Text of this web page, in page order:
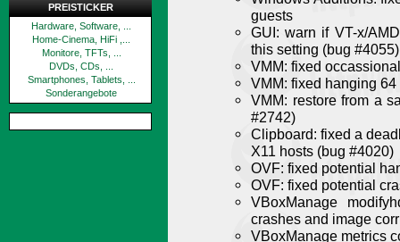
PREISTICKER
Hardware, Software, ...
Home-Cinema, HiFi ,...
Monitore, TFTs, ...
DVDs, CDs, ...
Smartphones, Tablets, ...
Sonderangebote
guests
GUI: warn if VT-x/
this setting (bug #4055)
VMM: fixed
VMM: fixed hanging
VMM: restore from a
#2742)
Clipboard: fixed a
X11 hosts (bug #4020)
OVF: fixed potential
OVF: fixed potential
VBoxManage
crashes and image
VBoxManage metrics